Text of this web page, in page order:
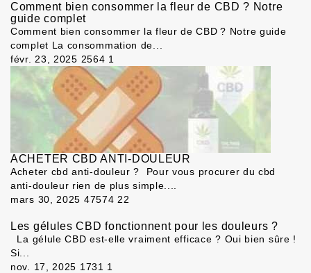
Comment bien consommer la fleur de CBD ? Notre
guide complet
Comment bien consommer la fleur de CBD ? Notre guide
complet La consommation de...
févr. 23, 2025 2564 1
ACHETER CBD ANTI-DOULEUR
Acheter cbd anti-douleur ? Pour vous procurer du cbd
anti-douleur rien de plus simple....
mars 30, 2025 47574 22
Les gélules CBD fonctionnent pour les douleurs ?
La gélule CBD est-elle vraiment efficace ? Oui bien sûre !
Si...
nov. 17, 2025 1731 1